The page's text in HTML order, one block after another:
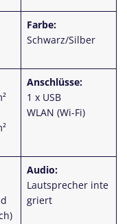
Farbe:
Schwarz/Silber
Anschlüsse:
1 x USB
WLAN (Wi-Fi)
Audio:
Lautsprecher inte
griert